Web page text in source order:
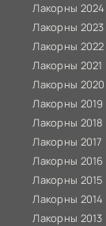
Лакорны 2024
Лакорны 2023
Лакорны 2022
Лакорны 2021
Лакорны 2020
Лакорны 2019
Лакорны 2018
Лакорны 2017
Лакорны 2016
Лакорны 2015
Лакорны 2014
Лакорны 2013